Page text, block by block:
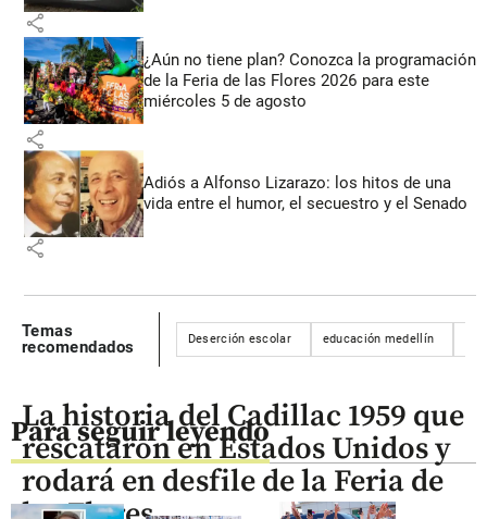
share
¿Aún no tiene plan? Conozca la programación
de la Feria de las Flores 2026 para este
miércoles 5 de agosto
share
Adiós a Alfonso Lizarazo: los hitos de una
vida entre el humor, el secuestro y el Senado
share
Temas
recomendados
Deserción escolar educación medellín
Para seguir leyendo
La historia del Cadillac 1959 que
rescataron en Estados Unidos y
rodará en desfile de la Feria de